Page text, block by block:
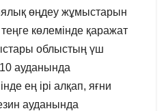
өңдеу жұмыстарын
көлемінде қаражат
облыстың үш
ауданында
ең ірі алқап, яғни
ауданында